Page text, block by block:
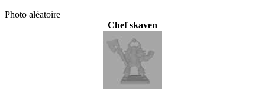
Photo aléatoire
Chef skaven